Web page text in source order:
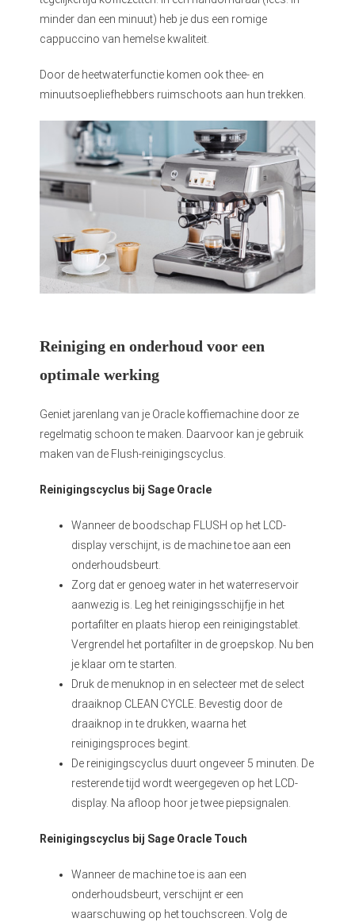
minder dan een minuut) heb je dus een romige
cappuccino van hemelse kwaliteit.
Door de heetwaterfunctie komen ook thee- en
minuutsoepliefhebbers ruimschoots aan hun trekken.
Reiniging en onderhoud voor een
optimale werking
Geniet jarenlang van je Oracle koffiemachine door ze
regelmatig schoon te maken. Daarvoor kan je gebruik
maken van de Flush-reinigingscyclus.
Reinigingscyclus bij Sage Oracle
Wanneer de boodschap FLUSH op het LCD-
display verschijnt, is de machine toe aan een
onderhoudsbeurt.
Zorg dat er genoeg water in het waterreservoir
aanwezig is. Leg het reinigingsschijfje in het
portafilter en plaats hierop een reinigingstablet.
Vergrendel het portafilter in de groepskop. Nu ben
je klaar om te starten.
Druk de menuknop in en selecteer met de select
draaiknop CLEAN CYCLE. Bevestig door de
draaiknop in te drukken, waarna het
reinigingsproces begint.
De reinigingscyclus duurt ongeveer 5 minuten. De
resterende tijd wordt weergegeven op het LCD-
display. Na afloop hoor je twee piepsignalen.
Reinigingscyclus bij Sage Oracle Touch
Wanneer de machine toe is aan een
onderhoudsbeurt, verschijnt er een
waarschuwing op het touchscreen. Volg de